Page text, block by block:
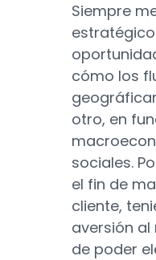
Siempre
cómo los
otro, en
sociales.
el fin de
cliente,
aversión
de poder